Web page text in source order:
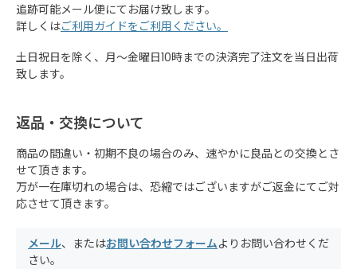
追跡可能メール便にてお届け致します。
詳しくはご利用ガイドをご利用ください。
土日祝日を除く、月～金曜日10時までの決済完了注文を当日出荷
致します。
返品・交換について
商品の間違い・初期不良の場合のみ、速やかに良品との交換とさ
せて頂きます。
万が一在庫切れの場合は、恐縮ではございますがご返金にてご対
応させて頂きます。
メール、またはお問い合わせフォームよりお問い合わせくだ
さい。